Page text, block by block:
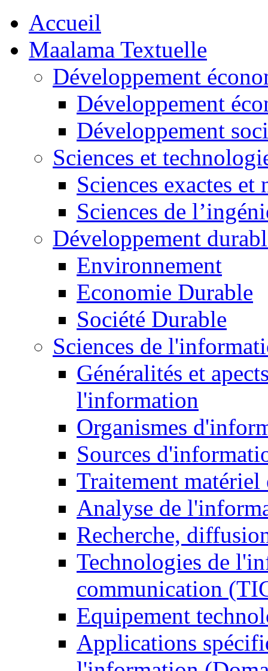
Accueil
Maalama Textuelle
Développement
Développement
Développement
Sciences et
Sciences exactes et
Sciences de
Développement
Environnement
Economie Durable
Société Durable
Sciences de
Généralités et
l'information
Organismes
Sources
Traitement matériel
Analyse de
Recherche,
Technologies de
communication
Equipement
Applications